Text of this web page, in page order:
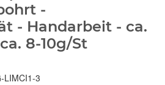
-
- Handarbeit - ca.
8-10g/St
LIMCI1-3